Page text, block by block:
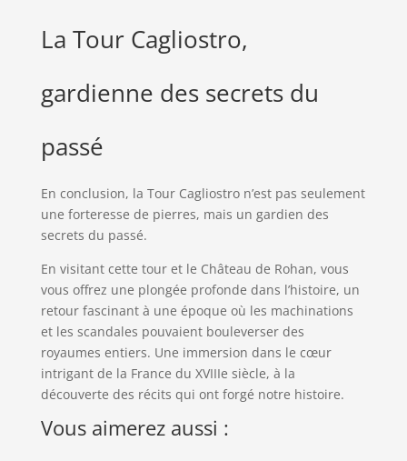
La Tour Cagliostro,
gardienne des secrets du
passé
En conclusion, la Tour Cagliostro n’est pas seulement
une forteresse de pierres, mais un gardien des
secrets du passé.
En visitant cette tour et le Château de Rohan, vous
vous offrez une plongée profonde dans l’histoire, un
retour fascinant à une époque où les machinations
et les scandales pouvaient bouleverser des
royaumes entiers. Une immersion dans le cœur
intrigant de la France du XVIIIe siècle, à la
découverte des récits qui ont forgé notre histoire.
Vous aimerez aussi :